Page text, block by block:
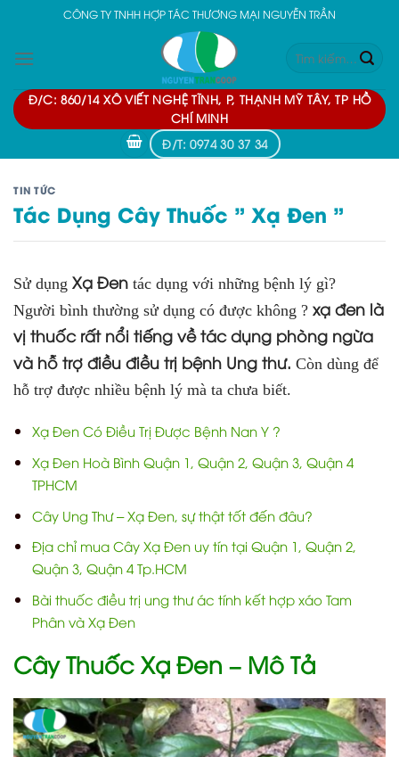
content
CÔNG TY TNHH HỢP TÁC THƯƠNG MẠI NGUYỄN TRẦN
Tìm
kiếm:
Đ/C: 860/14 XÔ VIẾT NGHỆ TĨNH, P, THẠNH MỸ TÂY, TP HỒ
CHÍ MINH
Đ/T: 0974 30 37 34
TIN TỨC
Tác Dụng Cây Thuốc ” Xạ Đen ”
Sử dụng Xạ Đen tác dụng với những bệnh lý gì?
Người bình thường sử dụng có được không ? xạ đen là
vị thuốc rất nổi tiếng về tác dụng phòng ngừa
và hỗ trợ điều điều trị bệnh Ung thư. Còn dùng để
hỗ trợ được nhiều bệnh lý mà ta chưa biết.
Xạ Đen Có Điều Trị Được Bệnh Nan Y ?
Xạ Đen Hoà Bình Quận 1, Quận 2, Quận 3, Quận 4
TPHCM
Cây Ung Thư – Xạ Đen, sự thật tốt đến đâu?
Địa chỉ mua Cây Xạ Đen uy tín tại Quận 1, Quận 2,
Quận 3, Quận 4 Tp.HCM
Bài thuốc điều trị ung thư ác tính kết hợp xáo Tam
Phân và Xạ Đen
Cây Thuốc Xạ Đen – Mô Tả